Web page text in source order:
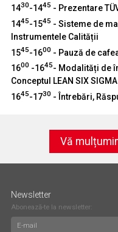
1430-1445 - Prezentare
1445-1545 - Sisteme de
Instrumentele Calității
1545-1600 - Pauză de
1600 -1645- Modalități de
Conceptul LEAN SIX SIGMA
1645-1730 - Întrebări,
Vă
Newsletter
Abonează-te la newsletter: